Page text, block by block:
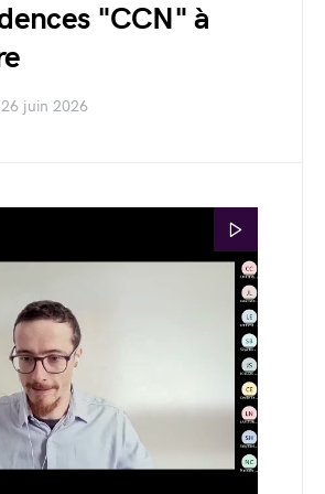
"CCN" à
26 juin 2026